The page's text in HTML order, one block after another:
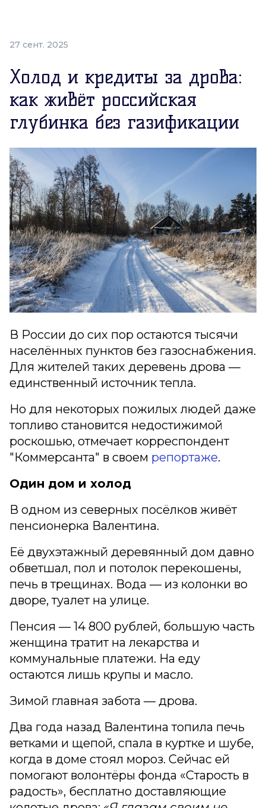
27 сент. 2025
Холод и кредиты за дрова:
как живёт российская
глубинка без газификации
В России до сих пор остаются тысячи
населённых пунктов без газоснабжения.
Для жителей таких деревень дрова —
единственный источник тепла.
Но для некоторых пожилых людей даже
топливо становится недостижимой
роскошью, отмечает корреспондент
"Коммерсанта" в своем репортаже.
Один дом и холод
В одном из северных посёлков живёт
пенсионерка Валентина.
Её двухэтажный деревянный дом давно
обветшал, пол и потолок перекошены,
печь в трещинах. Вода — из колонки во
дворе, туалет на улице.
Пенсия — 14 800 рублей, большую часть
женщина тратит на лекарства и
коммунальные платежи. На еду
остаются лишь крупы и масло.
Зимой главная забота — дрова.
Два года назад Валентина топила печь
ветками и щепой, спала в куртке и шубе,
когда в доме стоял мороз. Сейчас ей
помогают волонтёры фонда «Старость в
радость», бесплатно доставляющие